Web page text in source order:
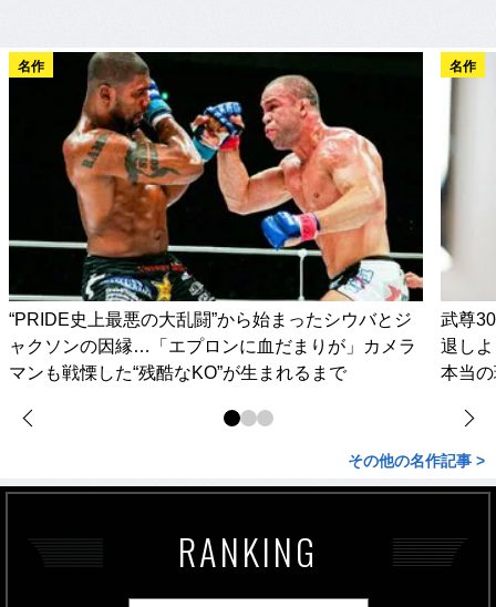
名作
“PRIDE史上最悪の大乱闘”から始まったシウバとジ
ャクソンの因縁…「エプロンに血だまりが」カメラ
マンも戦慄した“残酷なKO”が生まれるまで
名作
武尊
退し
本当
その他の名作記事 >
RANKING